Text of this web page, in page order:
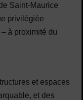
Saint-Maurice
privilégiée
à proximité du
et espaces
et des